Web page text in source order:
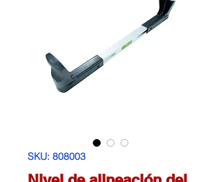
SKU: 808003